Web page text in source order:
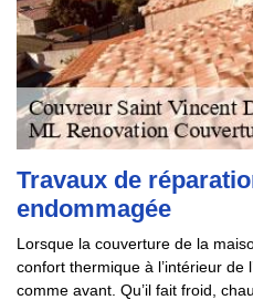
Travaux de
endommagée
Lorsque la couverture de la
confort thermique à l’intérieur de
comme avant. Qu’il fait froid,